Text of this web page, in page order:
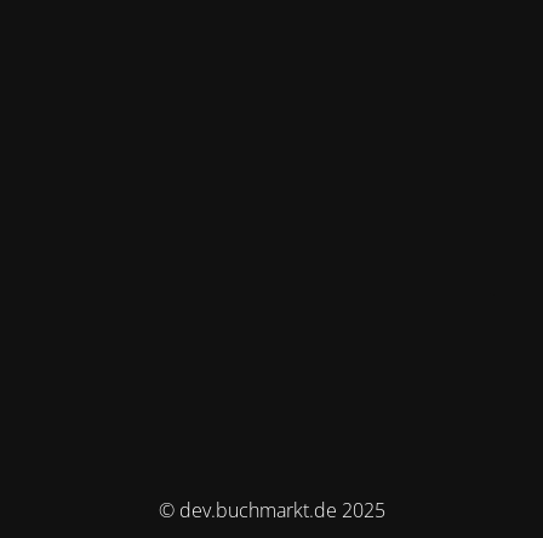
© dev.buchmarkt.de 2025